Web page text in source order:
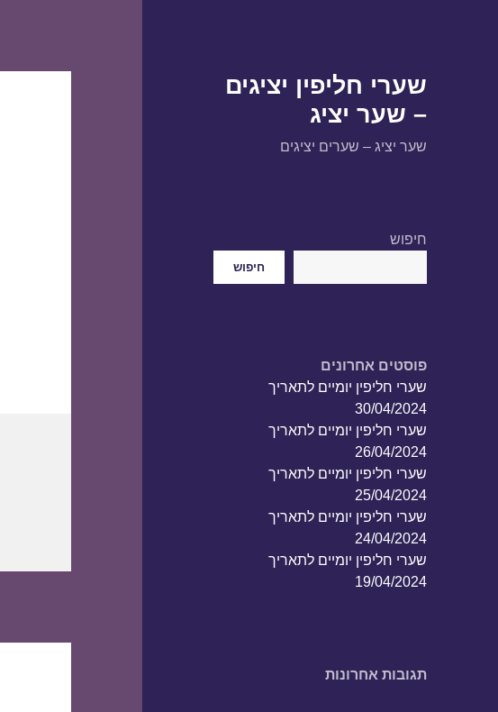
שערי חליפין יציגים
– שער יציג
שער יציג – שערים יציגים
חיפוש
חיפוש
פוסטים אחרונים
שערי חליפין יומיים לתאריך
30/04/2024
שערי חליפין יומיים לתאריך
26/04/2024
שערי חליפין יומיים לתאריך
25/04/2024
שערי חליפין יומיים לתאריך
24/04/2024
שערי חליפין יומיים לתאריך
19/04/2024
תגובות אחרונות